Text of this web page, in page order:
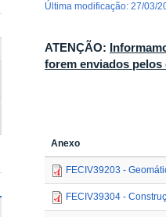
Última modificação: 27/03/
ATENÇÃO:
forem enviados pelos
Anexo
FECIV39203 -
FECIV39304 -